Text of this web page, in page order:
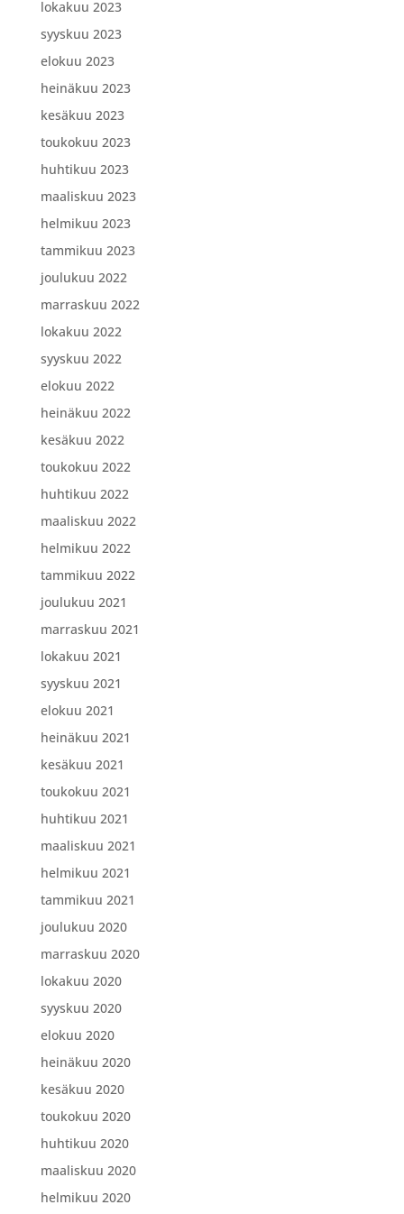
lokakuu 2023
syyskuu 2023
elokuu 2023
heinäkuu 2023
kesäkuu 2023
toukokuu 2023
huhtikuu 2023
maaliskuu 2023
helmikuu 2023
tammikuu 2023
joulukuu 2022
marraskuu 2022
lokakuu 2022
syyskuu 2022
elokuu 2022
heinäkuu 2022
kesäkuu 2022
toukokuu 2022
huhtikuu 2022
maaliskuu 2022
helmikuu 2022
tammikuu 2022
joulukuu 2021
marraskuu 2021
lokakuu 2021
syyskuu 2021
elokuu 2021
heinäkuu 2021
kesäkuu 2021
toukokuu 2021
huhtikuu 2021
maaliskuu 2021
helmikuu 2021
tammikuu 2021
joulukuu 2020
marraskuu 2020
lokakuu 2020
syyskuu 2020
elokuu 2020
heinäkuu 2020
kesäkuu 2020
toukokuu 2020
huhtikuu 2020
maaliskuu 2020
helmikuu 2020